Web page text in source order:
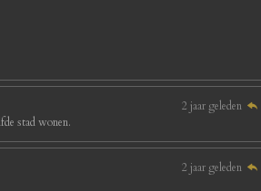
2 jaar geleden
stad wonen.
2 jaar geleden